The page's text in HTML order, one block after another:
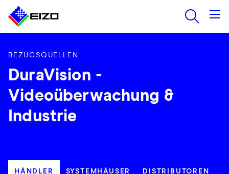
BEZUGSQUELLEN
DuraVision -
Videoüberwachung &
Industrie
HÄNDLER SYSTEMHÄUSER DISTRIBUTOREN